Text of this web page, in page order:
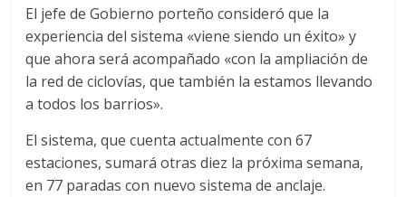
El jefe de Gobierno porteño consideró que la
experiencia del sistema «viene siendo un éxito» y
que ahora será acompañado «con la ampliación de
la red de ciclovías, que también la estamos llevando
a todos los barrios».
El sistema, que cuenta actualmente con 67
estaciones, sumará otras diez la próxima semana,
en 77 paradas con nuevo sistema de anclaje.